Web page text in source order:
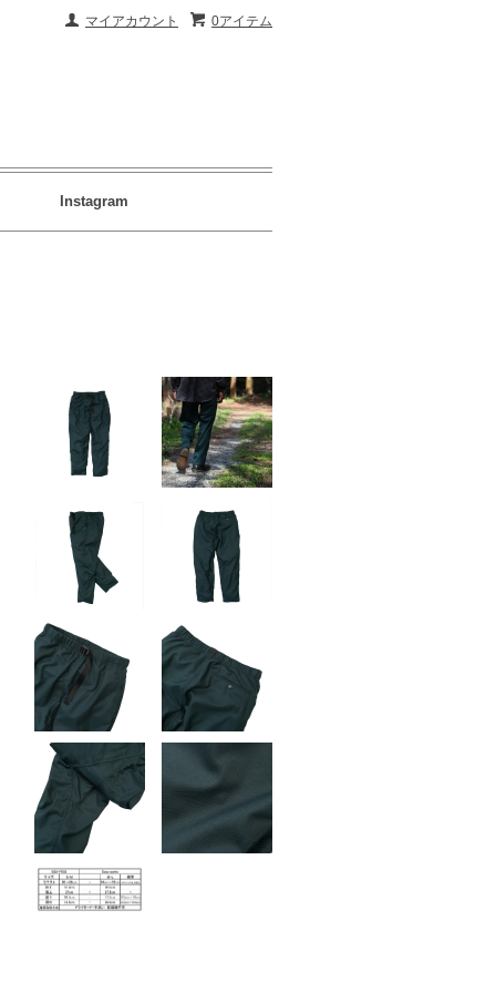
0アイテム
マイアカウント
Instagram